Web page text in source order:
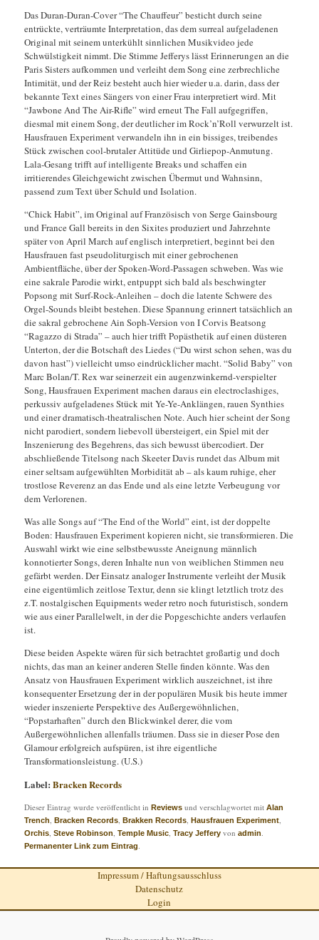
Das Duran-Duran-Cover “The Chauffeur” besticht durch seine
entrückte, verträumte Interpretation, das dem surreal aufgeladenen
Original mit seinem unterkühlt sinnlichen Musikvideo jede
Schwülstigkeit nimmt. Die Stimme Jefferys lässt Erinnerungen an die
Paris Sisters aufkommen und verleiht dem Song eine zerbrechliche
Intimität, und der Reiz besteht auch hier wieder u.a. darin, dass der
bekannte Text eines Sängers von einer Frau interpretiert wird. Mit
“Jawbone And The Air-Rifle” wird erneut The Fall aufgegriffen,
diesmal mit einem Song, der deutlicher im Rock’n’Roll verwurzelt ist.
Hausfrauen Experiment verwandeln ihn in ein bissiges, treibendes
Stück zwischen cool-brutaler Attitüde und Girliepop-Anmutung.
Lala-Gesang trifft auf intelligente Breaks und schaffen ein
irritierendes Gleichgewicht zwischen Übermut und Wahnsinn,
passend zum Text über Schuld und Isolation.
“Chick Habit”, im Original auf Französisch von Serge Gainsbourg
und France Gall bereits in den Sixites produziert und Jahrzehnte
später von April March auf englisch interpretiert, beginnt bei den
Hausfrauen fast pseudoliturgisch mit einer gebrochenen
Ambientfläche, über der Spoken-Word-Passagen schweben. Was wie
eine sakrale Parodie wirkt, entpuppt sich bald als beschwingter
Popsong mit Surf-Rock-Anleihen – doch die latente Schwere des
Orgel-Sounds bleibt bestehen. Diese Spannung erinnert tatsächlich an
die sakral gebrochene Ain Soph-Version von I Corvis Beatsong
“Ragazzo di Strada” – auch hier trifft Popästhetik auf einen düsteren
Unterton, der die Botschaft des Liedes (“Du wirst schon sehen, was du
davon hast”) vielleicht umso eindrücklicher macht. “Solid Baby” von
Marc Bolan/T. Rex war seinerzeit ein augenzwinkernd-verspielter
Song, Hausfrauen Experiment machen daraus ein electroclashiges,
perkussiv aufgeladenes Stück mit Ye-Ye-Anklängen, rauen Synthies
und einer dramatisch-theatralischen Note. Auch hier scheint der Song
nicht parodiert, sondern liebevoll übersteigert, ein Spiel mit der
Inszenierung des Begehrens, das sich bewusst übercodiert. Der
abschließende Titelsong nach Skeeter Davis rundet das Album mit
einer seltsam aufgewühlten Morbidität ab – als kaum ruhige, eher
trostlose Reverenz an das Ende und als eine letzte Verbeugung vor
dem Verlorenen.
Was alle Songs auf “The End of the World” eint, ist der doppelte
Boden: Hausfrauen Experiment kopieren nicht, sie transformieren. Die
Auswahl wirkt wie eine selbstbewusste Aneignung männlich
konnotierter Songs, deren Inhalte nun von weiblichen Stimmen neu
gefärbt werden. Der Einsatz analoger Instrumente verleiht der Musik
eine eigentümlich zeitlose Textur, denn sie klingt letztlich trotz des
z.T. nostalgischen Equipments weder retro noch futuristisch, sondern
wie aus einer Parallelwelt, in der die Popgeschichte anders verlaufen
ist.
Diese beiden Aspekte wären für sich betrachtet großartig und doch
nichts, das man an keiner anderen Stelle finden könnte. Was den
Ansatz von Hausfrauen Experiment wirklich auszeichnet, ist ihre
konsequenter Ersetzung der in der populären Musik bis heute immer
wieder inszenierte Perspektive des Außergewöhnlichen,
“Popstarhaften” durch den Blickwinkel derer, die vom
Außergewöhnlichen allenfalls träumen. Dass sie in dieser Pose den
Glamour erfolgreich aufspüren, ist ihre eigentliche
Transformationsleistung. (U.S.)
Label:Bracken Records
Dieser Eintrag wurde veröffentlicht inReviews und verschlagwortet mitAlan
Trench,Bracken Records,Brakken Records,Hausfrauen Experiment,
Orchis,Steve Robinson,Temple Music,Tracy Jeffery vonadmin.
Permanenter Link zum Eintrag.
Impressum / Haftungsausschluss
Datenschutz
Login